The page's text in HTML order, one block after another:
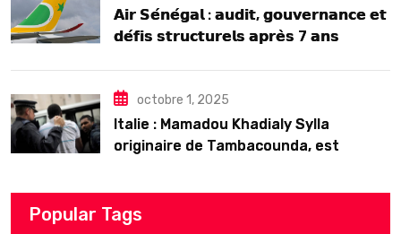
𝗔𝗶𝗿 𝗦𝗲́𝗻𝗲́𝗴𝗮𝗹 : 𝗮𝘂𝗱𝗶𝘁, 𝗴𝗼𝘂𝘃𝗲𝗿𝗻𝗮𝗻𝗰𝗲 𝗲𝘁
𝗱𝗲́𝗳𝗶𝘀 𝘀𝘁𝗿𝘂𝗰𝘁𝘂𝗿𝗲𝗹𝘀 𝗮𝗽𝗿𝗲̀𝘀 7 𝗮𝗻𝘀
octobre 1, 2025
Italie : Mamadou Khadialy Sylla
originaire de Tambacounda, est
arrestation
Popular Tags